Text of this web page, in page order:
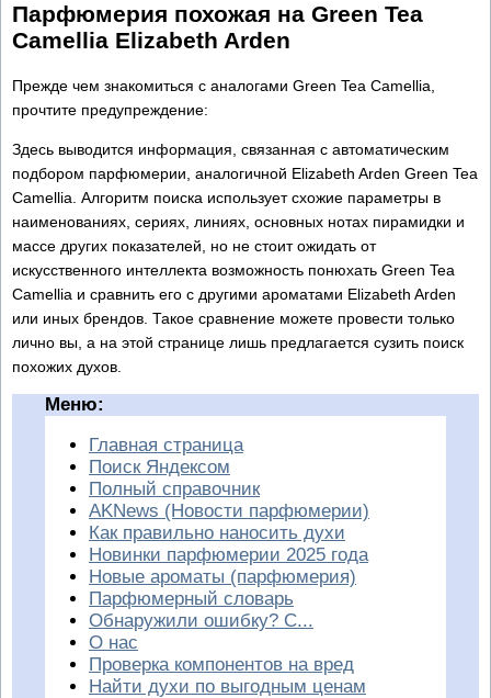
Парфюмерия похожая на Green Tea
Camellia Elizabeth Arden
Прежде чем знакомиться с аналогами Green Tea Camellia,
прочтите предупреждение:
Здесь выводится информация, связанная с автоматическим
подбором парфюмерии, аналогичной Elizabeth Arden Green Tea
Camellia. Алгоритм поиска использует схожие параметры в
наименованиях, сериях, линиях, основных нотах пирамидки и
массе других показателей, но не стоит ожидать от
искусственного интеллекта возможность понюхать Green Tea
Camellia и сравнить его с другими ароматами Elizabeth Arden
или иных брендов. Такое сравнение можете провести только
лично вы, а на этой странице лишь предлагается сузить поиск
похожих духов.
Меню:
Главная страница
Поиск Яндексом
Полный справочник
AKNews (Новости парфюмерии)
Как правильно наносить духи
Новинки парфюмерии 2025 года
Новые ароматы (парфюмерия)
Парфюмерный словарь
Обнаружили ошибку? С...
О нас
Проверка компонентов на вред
Найти духи по выгодным ценам